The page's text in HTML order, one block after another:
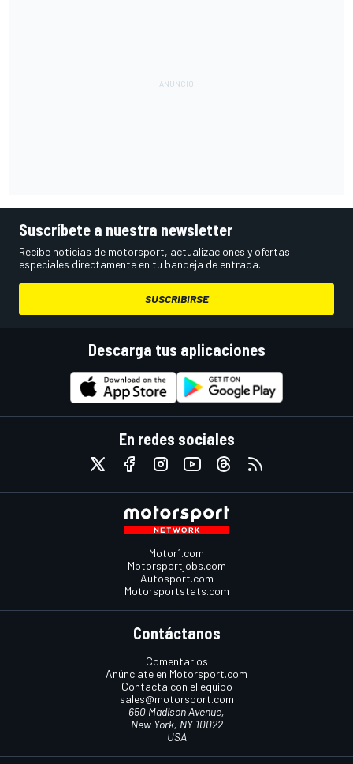
Suscríbete a nuestra newsletter
Recibe noticias de motorsport, actualizaciones y ofertas
especiales directamente en tu bandeja de entrada.
SUSCRIBIRSE
Descarga tus aplicaciones
En redes sociales
Motor1.com
Motorsportjobs.com
Autosport.com
Motorsportstats.com
Contáctanos
Comentarios
Anúnciate en Motorsport.com
Contacta con el equipo
sales@motorsport.com
650 Madison Avenue,
New York, NY 10022
USA